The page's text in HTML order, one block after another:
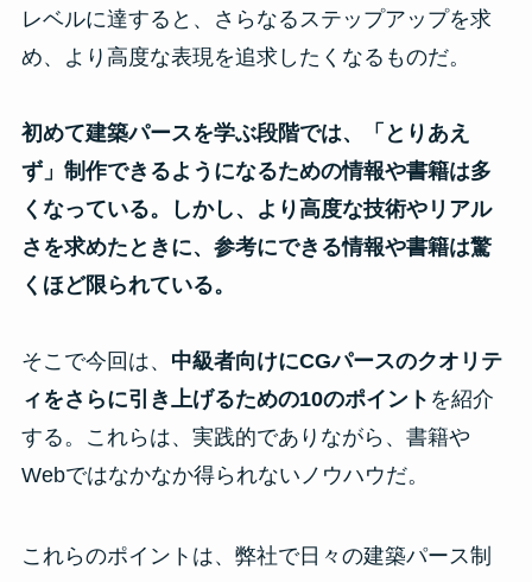
レベルに達すると、さらなるステップアップを求
め、より高度な表現を追求したくなるものだ。
初めて建築パースを学ぶ段階では、「とりあえ
ず」制作できるようになるための情報や書籍は多
くなっている。しかし、より高度な技術やリアル
さを求めたときに、参考にできる情報や書籍は驚
くほど限られている。
そこで今回は、 中級者向けにCGパースのクオリテ
ィをさらに引き上げるための10のポイント を紹介
する。これらは、実践的でありながら、書籍や
Webではなかなか得られないノウハウだ。
これらのポイントは、弊社で日々の建築パース制